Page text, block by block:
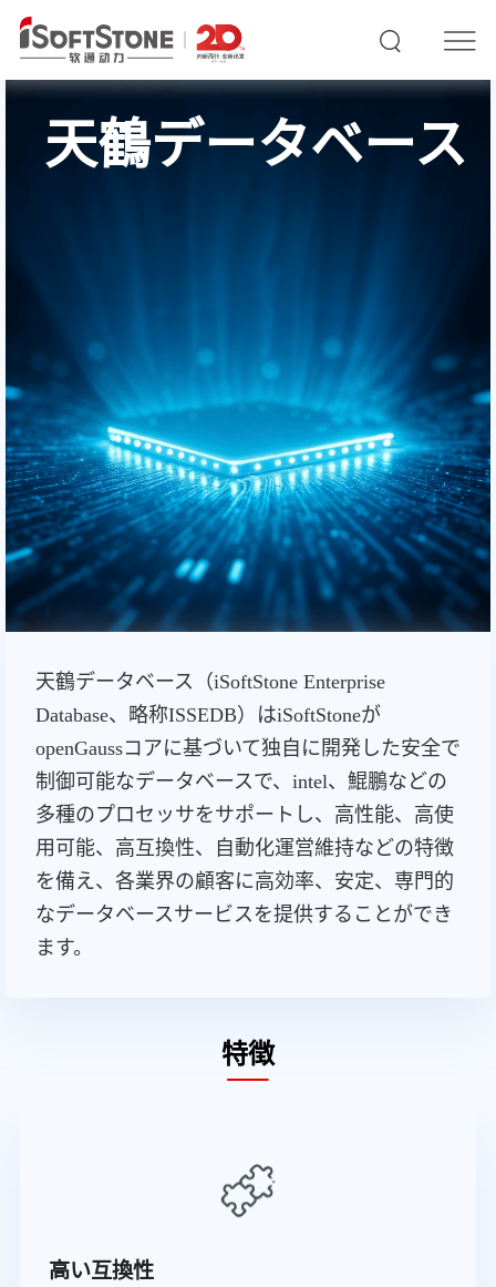
天鶴データベース
天鶴データベース（iSoftStone Enterprise
Database、略称ISSEDB）はiSoftStoneが
openGaussコアに基づいて独自に開発した安全で
制御可能なデータベースで、intel、鯤鵬などの
多種のプロセッサをサポートし、高性能、高使
用可能、高互換性、自動化運営維持などの特徴
を備え、各業界の顧客に高効率、安定、専門的
なデータベースサービスを提供することができ
ます。
特徴
簡単な操作とメンテナンス